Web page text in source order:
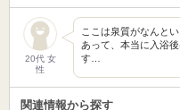
20代 女
性
ここは泉質がなんと
あって、本当に入浴
す…
関連情報から探す